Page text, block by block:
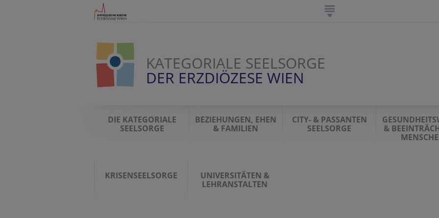
KATEGORIALE SEELSORGE
DER ERZDIÖZESE WIEN
DIE KATEGORIALE
SEELSORGE
BEZIEHUNGEN, EHEN
& FAMILIEN
CITY- & PASSANTEN
SEELSORGE
&
KRISENSEELSORGE
UNIVERSITÄTEN &
LEHRANSTALTEN